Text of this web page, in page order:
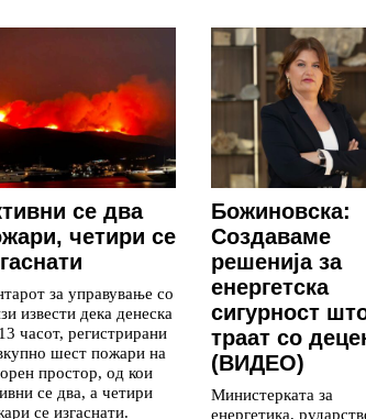
се два
четири се
за управување со
извести дека денеска
часот, регистрирани
шест пожари на
простор, од кои
се два, а четири
се изгаснати.
Божиновска:
Создаваме
решенија за
енергетска
сигурност
траат со
(ВИДЕО)
Министерката за
енергетика,